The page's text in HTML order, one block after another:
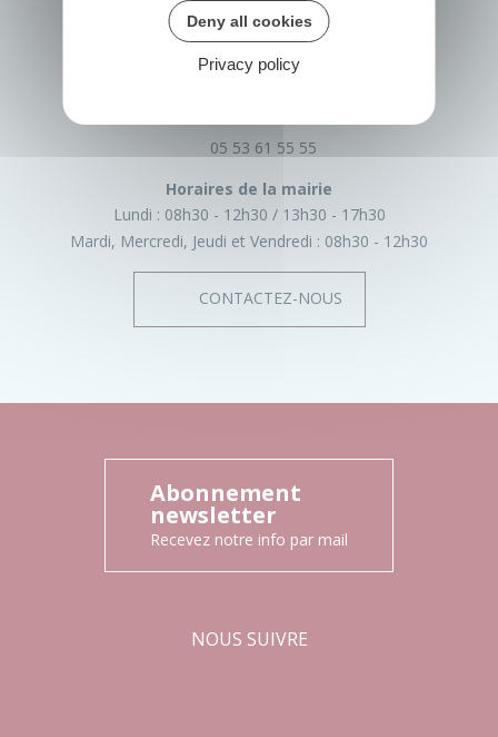
PRIGONRIEUX
1 Place du Groupe Loiseau
05 53 61 55 55
Horaires de la mairie
Lundi : 08h30 - 12h30
13h30 - 17h30
Mardi, Mercredi, Jeudi et Vendredi : 08h30 - 12h30
CONTACTEZ-NOUS
Abonnement
newsletter
Recevez notre info par mail
NOUS SUIVRE
Deny all cookies
Privacy policy